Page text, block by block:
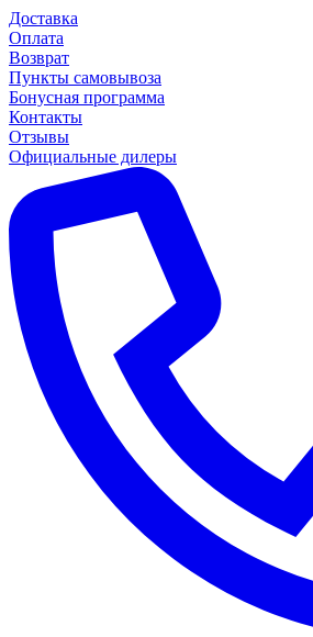
Доставка
Оплата
Возврат
Пункты самовывоза
Бонусная программа
Контакты
Отзывы
Официальные дилеры